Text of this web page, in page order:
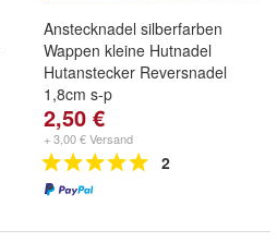
Anstecknadel silberfarben
Wappen kleine Hutnadel
Hutanstecker Reversnadel
1,8cm s-p
2,50 €
+ 3,00 € Versand
2